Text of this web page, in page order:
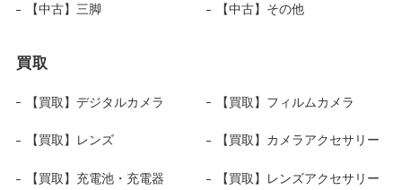
【中古】三脚 【中古】その他
買取
【買取】デジタルカメラ 【買取】フィルムカメラ
【買取】レンズ 【買取】カメラアクセサリー
【買取】充電池・充電器 【買取】レンズアクセサリー